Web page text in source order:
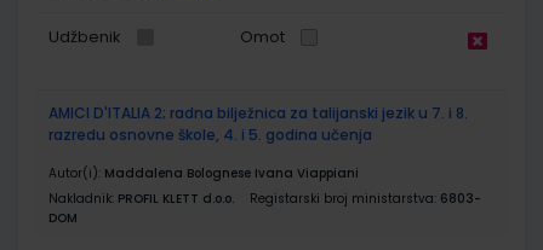
Udžbenik Omot
AMICI D'ITALIA 2; radna bilježnica za talijanski jezik u 7. i 8.
razredu osnovne škole, 4. i 5. godina učenja
Autor(i): Maddalena Bolognese Ivana Viappiani
Nakladnik: PROFIL KLETT d.o.o. Registarski broj ministarstva: 6803-
DOM